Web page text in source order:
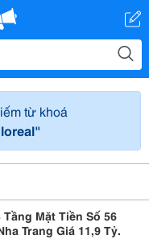
từ khoá
Mặt Tiền Số 56
Trang Giá 11,9 Tỷ.